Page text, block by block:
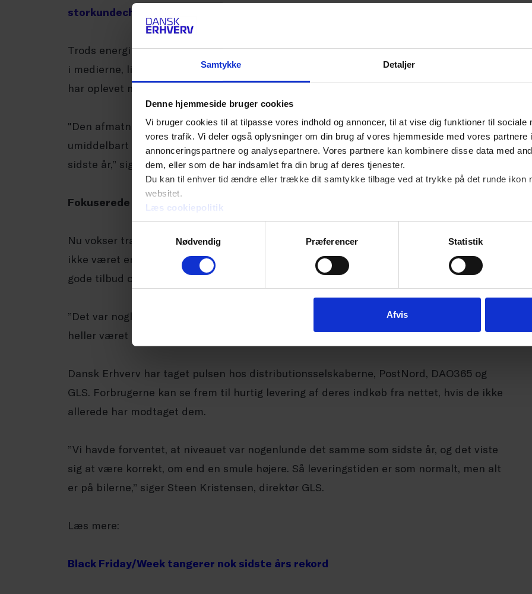
Samtykke Detaljer
Denne hjemmeside bruger cookies
Vi bruger cookies til at tilpasse vores indhold og annoncer, til at vise dig funktioner til sociale
vores trafik. Vi deler også oplysninger om din brug af vores hjemmeside med vores partnere
annonceringspartnere og analysepartnere. Vores partnere kan kombinere disse data med
dem, eller som de har indsamlet fra din brug af deres tjenester.
Du kan til enhver tid ændre eller trække dit samtykke tilbage ved at trykke på det runde ikon
websitet.
Læs cookiepolitik
Nødvendig
Præferencer Statistik
Afvis
storkundechef i Nets
Trods energikrise, advarsler imod svindel og den lave forbrugertillid, der ellers har fyldt
i medierne, ligger resultaterne på niveau med sidste år på nettet, og de fysiske butikker
har oplevet markant fremgang.
"Den afmatning af købelysten hos forbrugerne som medierne taler om, er ikke
umiddelbart at spore, hvor der er en stigning i antallet af handler ift. samme periode
sidste år,” siger Mark Eskelund fra QuickPay.
Fokuserede forbrugere
Nu vokser træerne sjældent ind himlen og selvom meldingerne er positive, så har det
ikke været en decideret forbrugsfest. Forbrugerne havde indstillet sigtekornet på de
gode tilbud og gik målrettet efter dem.
”Det var nogle beslutsomme forbrugere i år, som søgt de gode tilbud, og derfor har der
heller været ikke så mange impulskøb,” slutter Niels Ralund.
Dansk Erhverv har taget pulsen hos distributionsselskaberne, PostNord, DAO365 og
GLS. Forbrugerne kan se frem til hurtig levering af deres indkøb fra nettet, hvis de ikke
allerede har modtaget dem.
”Vi havde forventet, at niveauet var nogenlunde det samme som sidste år, og det viste
sig at være korrekt, om end en smule højere. Så leveringstiden er som normalt, men alt
er på bilerne,” siger Steen Kristensen, direktør GLS.
Læs mere:
Black Friday/Week tangerer nok sidste års rekord